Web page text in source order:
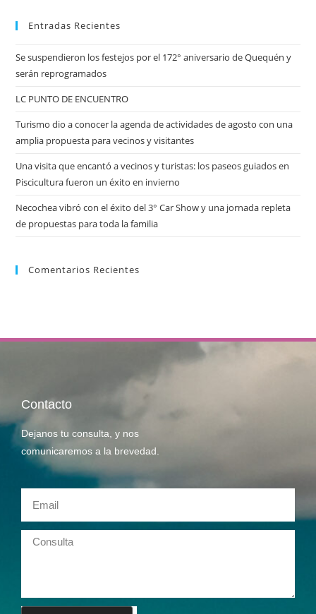
Entradas Recientes
Se suspendieron los festejos por el 172° aniversario de Quequén y
serán reprogramados
LC PUNTO DE ENCUENTRO
Turismo dio a conocer la agenda de actividades de agosto con una
amplia propuesta para vecinos y visitantes
Una visita que encantó a vecinos y turistas: los paseos guiados en
Piscicultura fueron un éxito en invierno
Necochea vibró con el éxito del 3° Car Show y una jornada repleta
de propuestas para toda la familia
Comentarios Recientes
Contacto
Dejanos tu consulta, y nos
comunicaremos a la brevedad.